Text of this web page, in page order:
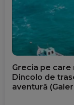
Grecia pe
Dincolo de
aventură